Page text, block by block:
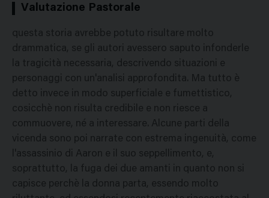
Valutazione Pastorale
questa storia avrebbe potuto risultare molto
drammatica, se gli autori avessero saputo infonderle
la tragicità necessaria, descrivendo situazioni e
personaggi con un'analisi approfondita. Ma tutto è
detto invece in modo superficiale e fumettistico,
cosicchè non risulta credibile e non riesce a
commuovere, né a interessare. Alcune parti della
vicenda sono poi narrate con estrema ingenuità, come
l'assassinio di Aaron e il suo seppellimento, e,
soprattutto, la fuga dei due amanti in quanto non si
capisce perchè la donna parta, essendo molto